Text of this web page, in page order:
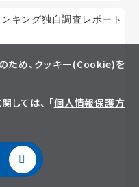
ため、クッキー(Cookie)を
しては、 「個人情報保護方